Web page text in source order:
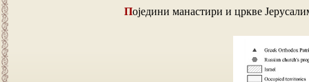
Поједини манастири и цркве